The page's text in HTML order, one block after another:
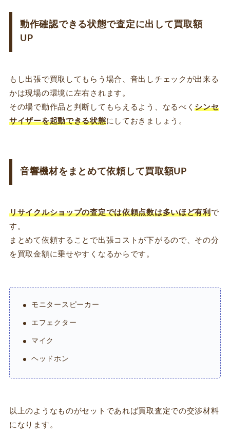
動作確認できる状態で査定に出して買取額
UP
もし出張で買取してもらう場合、音出しチェックが出来る
かは現場の環境に左右されます。
その場で動作品と判断してもらえるよう、なるべくシンセ
サイザーを起動できる状態にしておきましょう。
音響機材をまとめて依頼して買取額UP
リサイクルショップの査定では依頼点数は多いほど有利で
す。
まとめて依頼することで出張コストが下がるので、その分
を買取金額に乗せやすくなるからです。
モニタースピーカー
エフェクター
マイク
ヘッドホン
以上のようなものがセットであれば買取査定での交渉材料
になります。